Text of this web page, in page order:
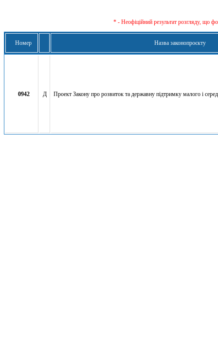
* - Неофіційний результат розгляду, що
Номер Назва законопроєкту
0942 Д Проект Закону про розвиток та державну підтримку малого і